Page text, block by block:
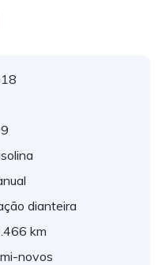
dianteira
km
novos